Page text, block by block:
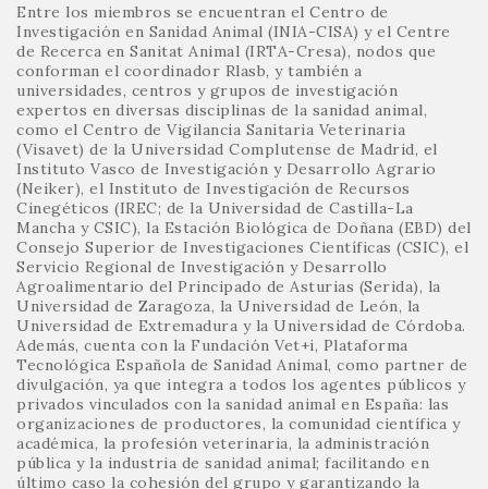
Entre los miembros se encuentran el Centro de
Investigación en Sanidad Animal (INIA-CISA) y el Centre
de Recerca en Sanitat Animal (IRTA-Cresa), nodos que
conforman el coordinador Rlasb, y también a
universidades, centros y grupos de investigación
expertos en diversas disciplinas de la sanidad animal,
como el Centro de Vigilancia Sanitaria Veterinaria
(Visavet) de la Universidad Complutense de Madrid, el
Instituto Vasco de Investigación y Desarrollo Agrario
(Neiker), el Instituto de Investigación de Recursos
Cinegéticos (IREC; de la Universidad de Castilla-La
Mancha y CSIC), la Estación Biológica de Doñana (EBD) del
Consejo Superior de Investigaciones Científicas (CSIC), el
Servicio Regional de Investigación y Desarrollo
Agroalimentario del Principado de Asturias (Serida), la
Universidad de Zaragoza, la Universidad de León, la
Universidad de Extremadura y la Universidad de Córdoba.
Además, cuenta con la Fundación Vet+i, Plataforma
Tecnológica Española de Sanidad Animal, como partner de
divulgación, ya que integra a todos los agentes públicos y
privados vinculados con la sanidad animal en España: las
organizaciones de productores, la comunidad científica y
académica, la profesión veterinaria, la administración
pública y la industria de sanidad animal; facilitando en
último caso la cohesión del grupo y garantizando la